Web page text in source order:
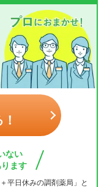
ない
ます
平日休みの調剤薬局」と